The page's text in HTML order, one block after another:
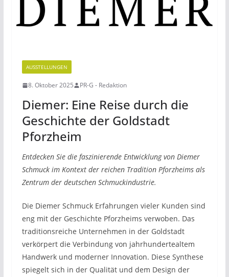
AUSSTELLUNGEN
8. Oktober 2025 PR-G - Redaktion
Diemer: Eine Reise durch die
Geschichte der Goldstadt
Pforzheim
Entdecken Sie die faszinierende Entwicklung von Diemer
Schmuck im Kontext der reichen Tradition Pforzheims als
Zentrum der deutschen Schmuckindustrie.
Die Diemer Schmuck Erfahrungen vieler Kunden sind
eng mit der Geschichte Pforzheims verwoben. Das
traditionsreiche Unternehmen in der Goldstadt
verkörpert die Verbindung von jahrhundertealtem
Handwerk und moderner Innovation. Diese Synthese
spiegelt sich in der Qualität und dem Design der